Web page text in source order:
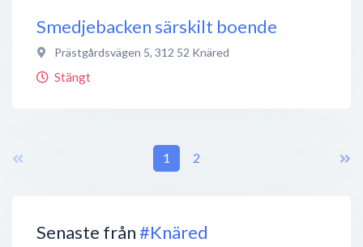
Senaste från#Knäred
Smedjebacken särskilt boende
Prästgårdsvägen 5, 312 52 Knäred
Stängt
1 2